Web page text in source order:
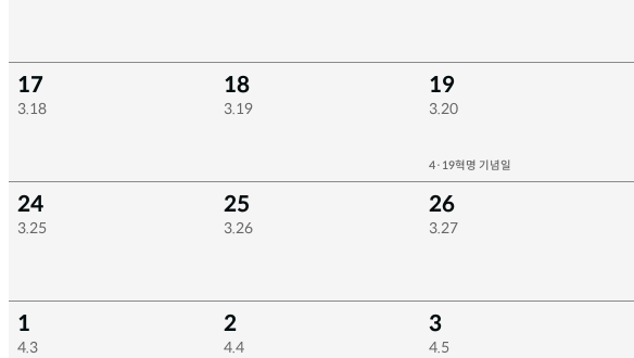
17
3.18
18
3.19
19
3.20
4·19혁명 기념일
24
3.25
25
3.26
26
3.27
1
4.3
2
4.4
3
4.5